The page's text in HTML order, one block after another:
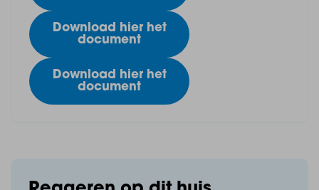
Download hier het
document
Download hier het
document